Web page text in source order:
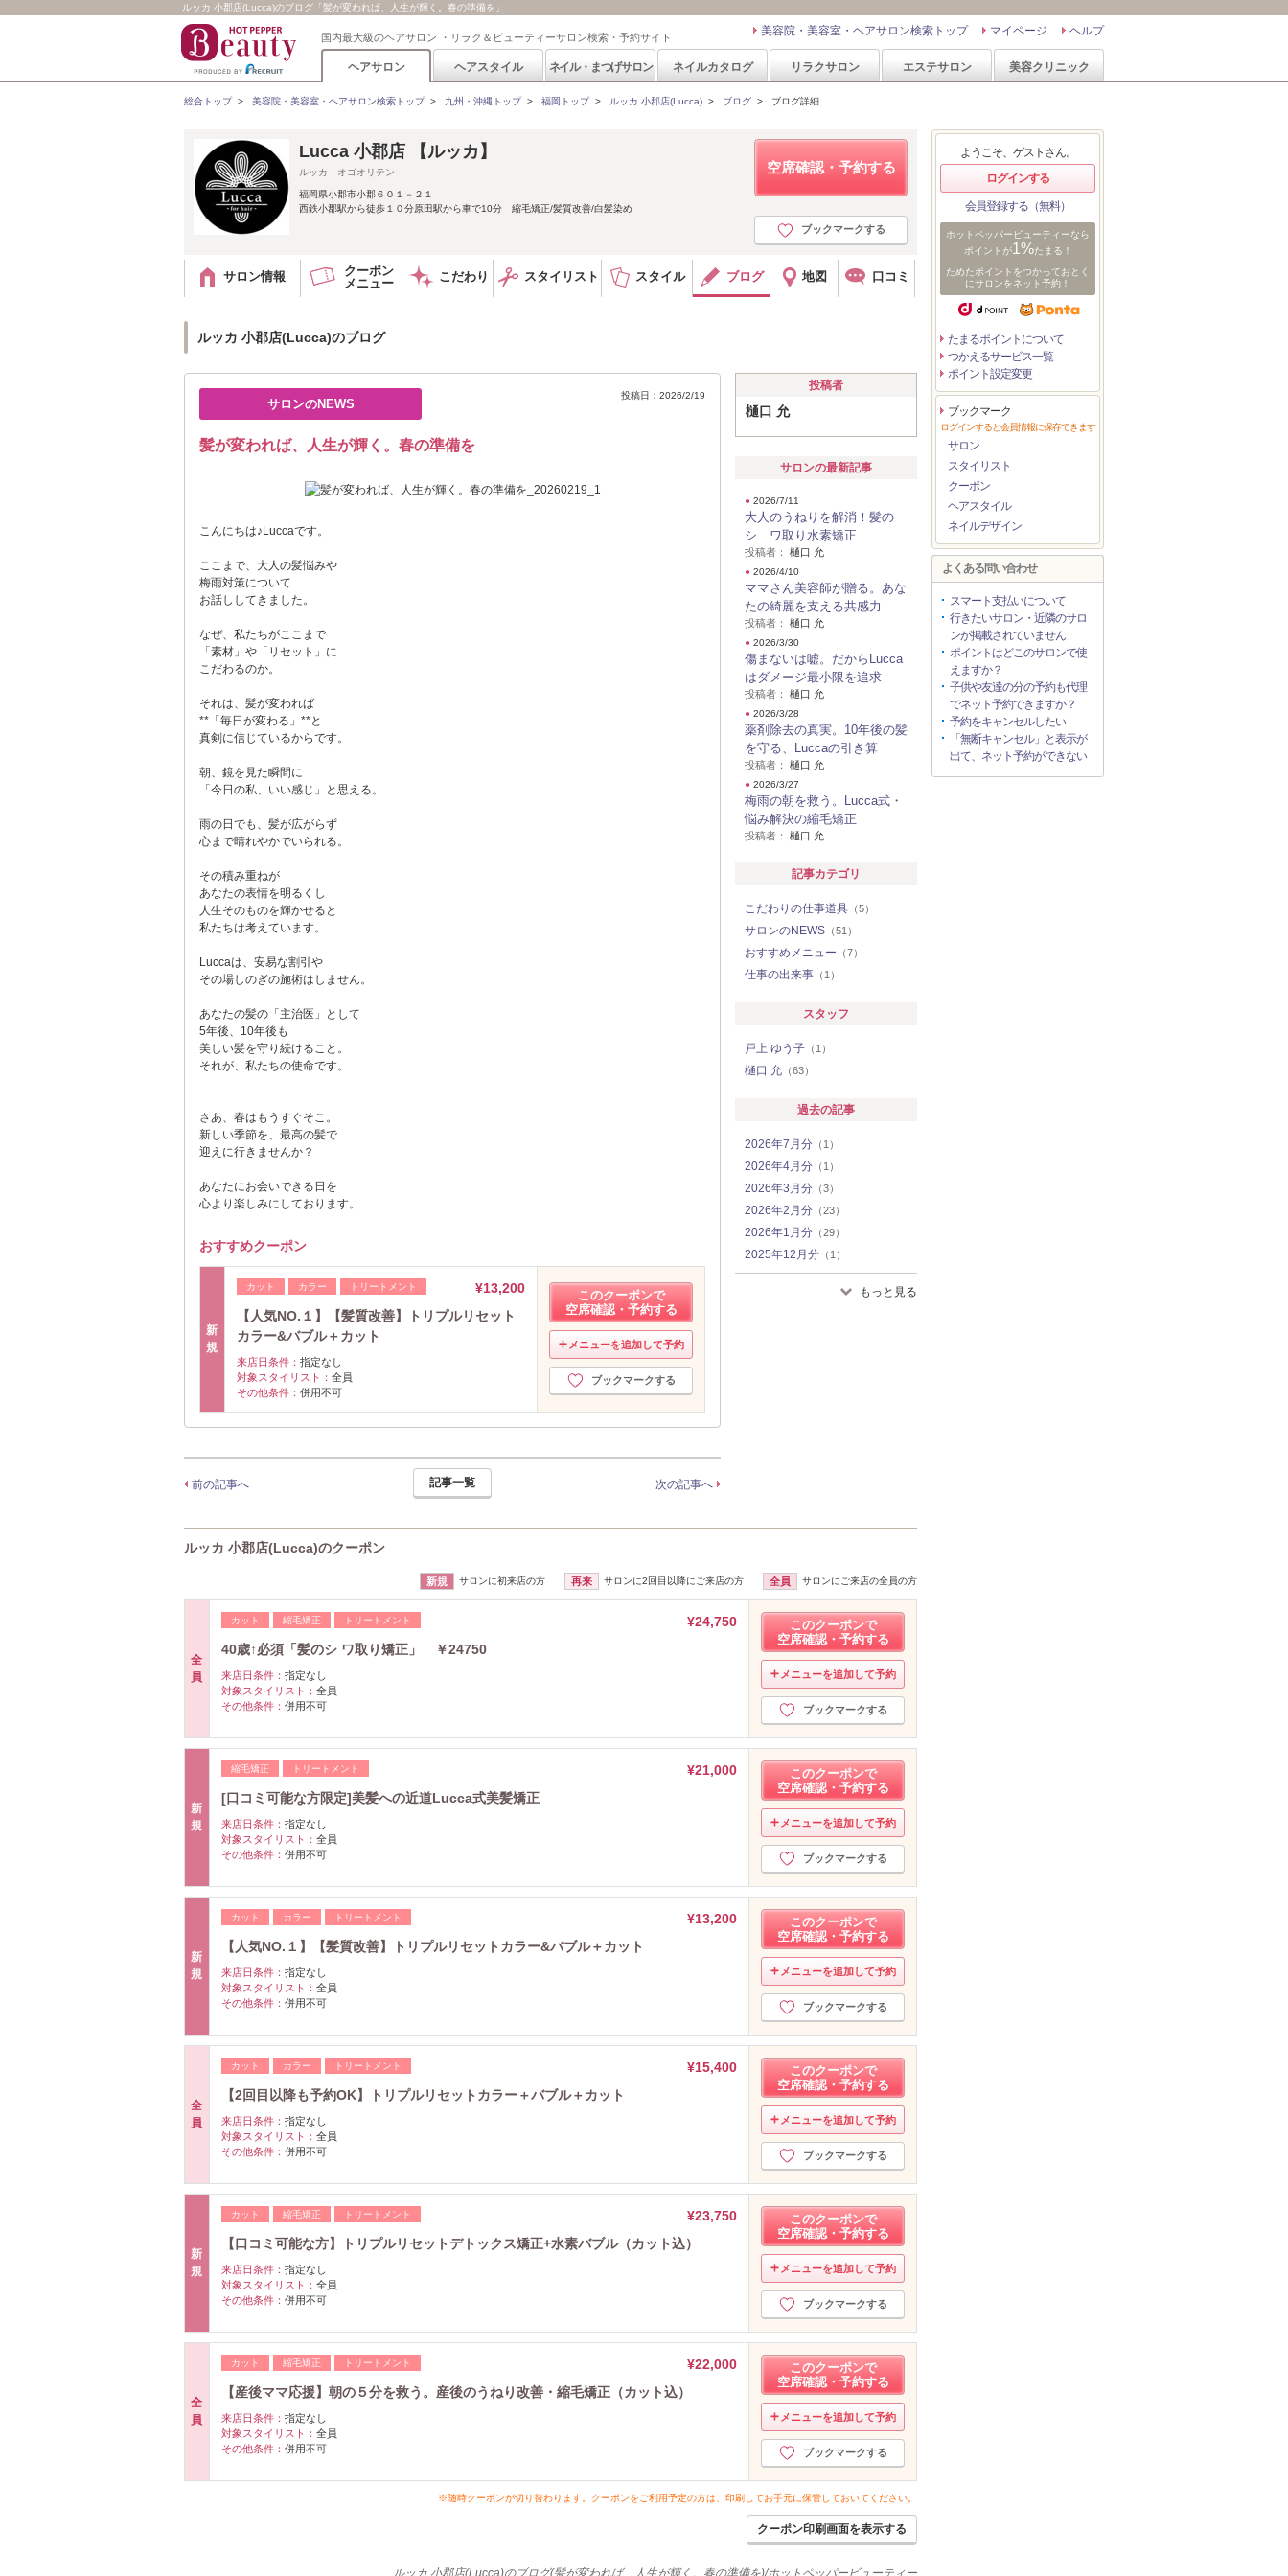
ルッカ 小郡店(Lucca)のブログ「髪が変われば、人生が輝く。春の準備を」
国内最大級のヘアサロン ・リラク＆ビューティーサロン検索・予約サイト ヘルプ
マイページ
美容院・美容室・ヘアサロン検索トップ
ヘアサロン ヘアスタイル ネイル・まつげサロン ネイルカタログ リラクサロン エステサロン 美容クリニック
総合トップ> 美容院・美容室・ヘアサロン検索トップ> 九州・沖縄トップ> 福岡トップ> ルッカ 小郡店(Lucca) > ブログ > ブログ詳細
空席確認・予約する
ブックマークする
Lucca 小郡店 【ルッカ】
ルッカ オゴオリテン
福岡県小郡市小郡６０１－２１
西鉄小郡駅から徒歩１０分原田駅から車で10分 縮毛矯正/髪質改善/白髪染め
サロン情報
クーポン
メニュー
こだわり スタイリスト スタイル ブログ 地図 口コミ
ルッカ 小郡店(Lucca)のブログ
サロンのNEWS
投稿日：2026/2/19
髪が変われば、人生が輝く。春の準備を
こんにちは♪Luccaです。
ここまで、大人の髪悩みや
梅雨対策について
お話ししてきました。
なぜ、私たちがここまで
「素材」や「リセット」に
こだわるのか。
それは、髪が変われば
**「毎日が変わる」**と
真剣に信じているからです。
朝、鏡を見た瞬間に
「今日の私、いい感じ」と思える。
雨の日でも、髪が広がらず
心まで晴れやかでいられる。
その積み重ねが
あなたの表情を明るくし
人生そのものを輝かせると
私たちは考えています。
Luccaは、安易な割引や
その場しのぎの施術はしません。
あなたの髪の「主治医」として
5年後、10年後も
美しい髪を守り続けること。
それが、私たちの使命です。
さあ、春はもうすぐそこ。
新しい季節を、最高の髪で
迎えに行きませんか？
あなたにお会いできる日を
心より楽しみにしております。
おすすめクーポン
新
規
カット カラー トリートメント
¥13,200
【人気NO.１】【髪質改善】トリプルリセット
カラー&バブル＋カット
来店日条件： 指定なし
対象スタイリスト： 全員
その他条件： 併用不可
このクーポンで
空席確認・予約する
メニューを追加して予約
ブックマークする
前の記事へ 記事一覧 次の記事へ
投稿者
樋口 允
サロンの最新記事
● 2026/7/11
大人のうねりを解消！髪の
シ ワ取り水素矯正
投稿者： 樋口 允
● 2026/4/10
ママさん美容師が贈る。あな
たの綺麗を支える共感力
投稿者： 樋口 允
● 2026/3/30
傷まないは嘘。だからLucca
はダメージ最小限を追求
投稿者： 樋口 允
● 2026/3/28
薬剤除去の真実。10年後の髪
を守る、Luccaの引き算
投稿者： 樋口 允
● 2026/3/27
梅雨の朝を救う。Lucca式・
悩み解決の縮毛矯正
投稿者： 樋口 允
記事カテゴリ
こだわりの仕事道具 （5）
サロンのNEWS （51）
おすすめメニュー （7）
仕事の出来事 （1）
スタッフ
戸上 ゆう子 （1）
樋口 允 （63）
過去の記事
2026年7月分 （1）
2026年4月分 （1）
2026年3月分 （3）
2026年2月分 （23）
2026年1月分 （29）
2025年12月分 （1）
2025年4月分（1）
（5） もっと見る
ルッカ 小郡店(Lucca)のクーポン
新規 サロンに初来店の方 再来 サロンに2回目以降にご来店の方 全員 サロンにご来店の全員の方
全
員
カット 縮毛矯正 トリートメント
¥24,750
40歳↑必須「髪のシ ワ取り矯正」 ￥24750
来店日条件： 指定なし
対象スタイリスト： 全員
その他条件： 併用不可
このクーポンで
空席確認・予約する
メニューを追加して予約
ブックマークする
新
規
縮毛矯正 トリートメント
¥21,000
[口コミ可能な方限定]美髪への近道Lucca式美髪矯正
来店日条件： 指定なし
対象スタイリスト： 全員
その他条件： 併用不可
このクーポンで
空席確認・予約する
メニューを追加して予約
ブックマークする
新
規
カット カラー トリートメント
¥13,200
【人気NO.１】【髪質改善】トリプルリセットカラー&バブル＋カット
来店日条件： 指定なし
対象スタイリスト： 全員
その他条件： 併用不可
このクーポンで
空席確認・予約する
メニューを追加して予約
ブックマークする
全
員
カット カラー トリートメント
¥15,400
【2回目以降も予約OK】トリプルリセットカラー＋バブル＋カット
来店日条件： 指定なし
対象スタイリスト： 全員
その他条件： 併用不可
このクーポンで
空席確認・予約する
メニューを追加して予約
ブックマークする
新
規
カット 縮毛矯正 トリートメント
¥23,750
【口コミ可能な方】トリプルリセットデトックス矯正+水素バブル（カット込）
来店日条件： 指定なし
対象スタイリスト： 全員
その他条件： 併用不可
このクーポンで
空席確認・予約する
メニューを追加して予約
ブックマークする
全
員
カット 縮毛矯正 トリートメント
¥22,000
【産後ママ応援】朝の５分を救う。産後のうねり改善・縮毛矯正（カット込）
来店日条件： 指定なし
対象スタイリスト： 全員
その他条件： 併用不可
このクーポンで
空席確認・予約する
メニューを追加して予約
ブックマークする
※随時クーポンが切り替わります。クーポンをご利用予定の方は、印刷してお手元に保管しておいてください。
クーポン印刷画面を表示する
ルッカ 小郡店(Lucca)のブログ(髪が変われば、人生が輝く。春の準備を)/ホットペッパービューティー
ようこそ、ゲストさん。
ログインする
会員登録する（無料）
ホットペッパービューティーなら
ポイントが1%たまる！
ためたポイントをつかっておとく
にサロンをネット予約！
たまるポイントについて
つかえるサービス一覧
ポイント設定変更
ブックマーク
ログインすると会員情報に保存できます
サロン
スタイリスト
クーポン
ヘアスタイル
ネイルデザイン
よくある問い合わせ
スマート支払いについて
行きたいサロン・近隣のサロ
ンが掲載されていません
ポイントはどこのサロンで使
えますか？
子供や友達の分の予約も代理
でネット予約できますか？
予約をキャンセルしたい
「無断キャンセル」と表示が
出て、ネット予約ができない